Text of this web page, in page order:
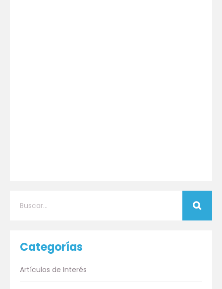
Categorías
Artículos de Interés